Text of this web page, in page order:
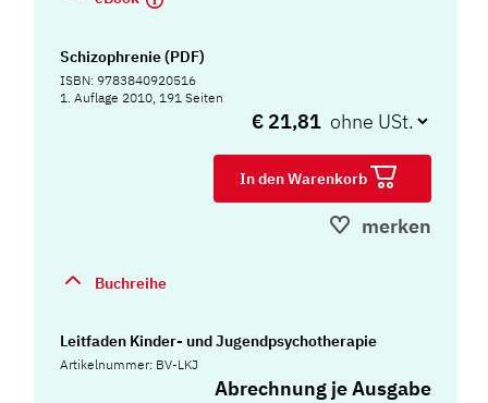
Schizophrenie (PDF)
ISBN: 9783840920516
1. Auflage 2010, 191 Seiten
€ 21,81
In den Warenkorb
merken
Buchreihe
Leitfaden Kinder- und Jugendpsychotherapie
Artikelnummer: BV-LKJ
Abrechnung je Ausgabe